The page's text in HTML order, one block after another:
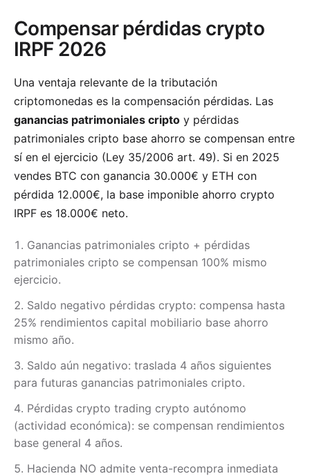
Compensar pérdidas crypto
IRPF 2026
Una ventaja relevante de la tributación
criptomonedas es la compensación pérdidas. Las
ganancias patrimoniales cripto y pérdidas
patrimoniales cripto base ahorro se compensan entre
sí en el ejercicio (Ley 35/2006 art. 49). Si en 2025
vendes BTC con ganancia 30.000€ y ETH con
pérdida 12.000€, la base imponible ahorro crypto
IRPF es 18.000€ neto.
Ganancias patrimoniales cripto + pérdidas
patrimoniales cripto se compensan 100% mismo
ejercicio.
Saldo negativo pérdidas crypto: compensa hasta
25% rendimientos capital mobiliario base ahorro
mismo año.
Saldo aún negativo: traslada 4 años siguientes
para futuras ganancias patrimoniales cripto.
Pérdidas crypto trading crypto autónomo
(actividad económica): se compensan rendimientos
base general 4 años.
Hacienda NO admite venta-recompra inmediata